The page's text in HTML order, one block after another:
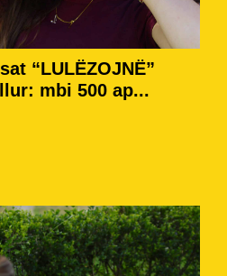
“LULËZOJNË”
mbi 500 ap...